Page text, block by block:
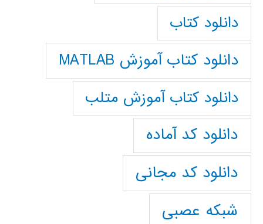
دانلود کتاب
دانلود کتاب آموزش MATLAB
دانلود کتاب آموزش متلب
دانلود کد آماده
دانلود کد مجانی
شبکه عصبی